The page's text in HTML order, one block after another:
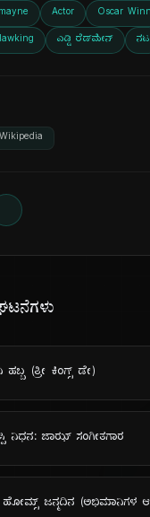
Actor Oscar
ಎಡ್ಡಿ ರೆಡ್‌ಮೇನ್ ನಟ
Wikipedia
ಹಬ್ಬ (ತ್ರೀ ಕಿಂಗ್ಸ್ ಡೇ)
ನಿಧನ: ಜಾಝ್ ಸಂಗೀತಗಾರ
ಹೋಮ್ಸ್ ಜನ್ಮದಿನ (ಅಭಿಮಾನಿಗಳ